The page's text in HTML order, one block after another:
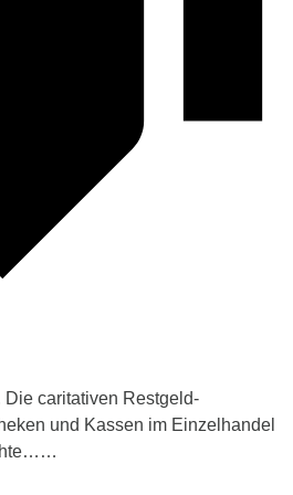
caritativen Restgeld-
und Kassen im Einzelhandel